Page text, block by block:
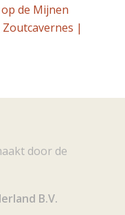
de Mijnen
Zoutcavernes |
door de
B.V.